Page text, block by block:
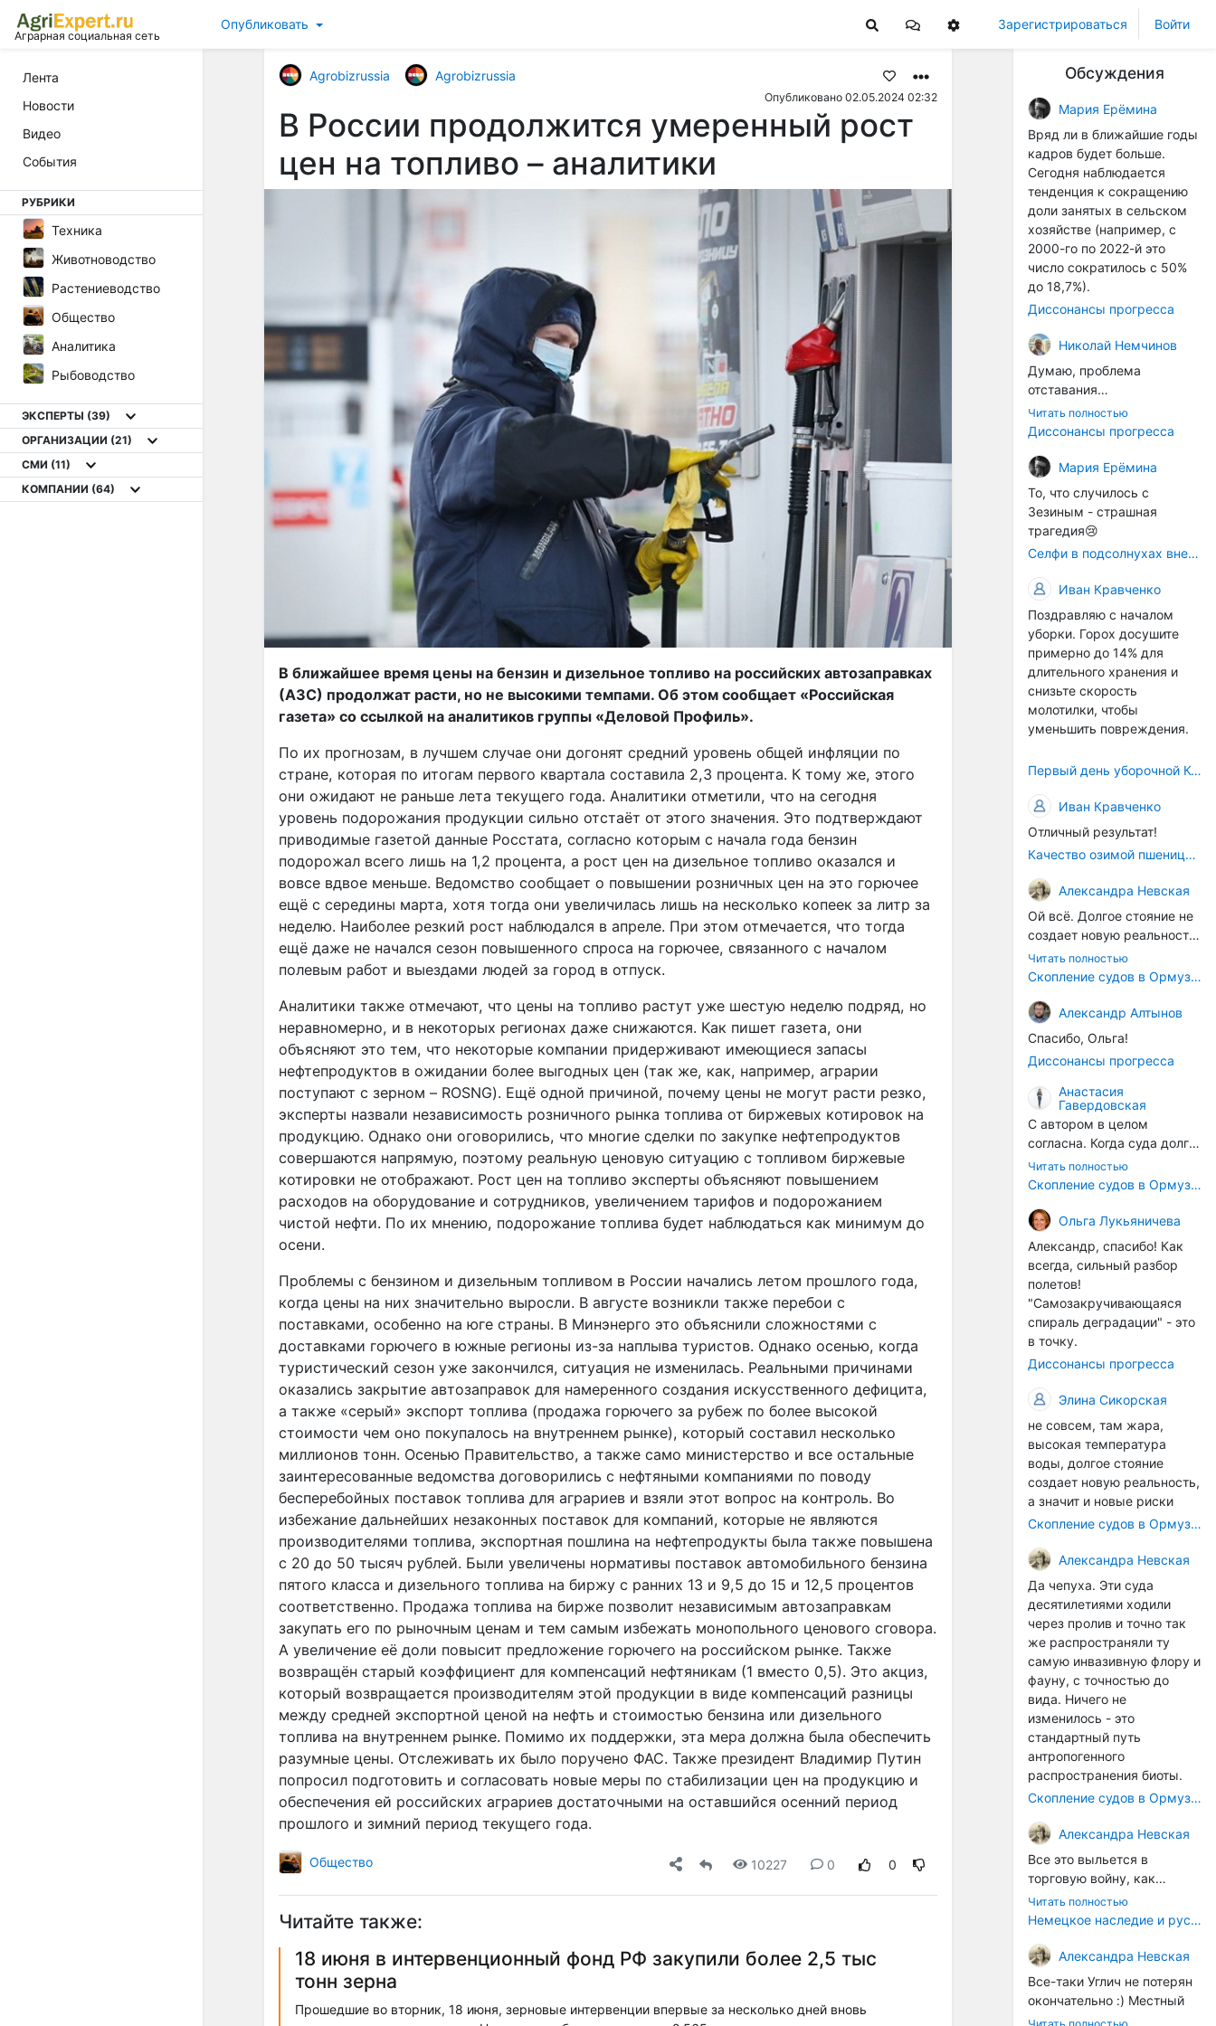
Аграрная социальная сеть
Опубликовать Зарегистрироваться Войти
Лента
Новости
Видео
События
РУБРИКИ
Техника
Животноводство
Растениеводство
Общество
Аналитика
Рыбоводство
ЭКСПЕРТЫ (39)
ОРГАНИЗАЦИИ (21)
СМИ (11)
КОМПАНИИ (64)
Agrobizrussia Agrobizrussia
Опубликовано 02.05.2024 02:32
В России продолжится умеренный рост
цен на топливо – аналитики
В ближайшее время цены на бензин и дизельное топливо на российских автозаправках
(АЗС) продолжат расти, но не высокими темпами. Об этом сообщает «Российская
газета» со ссылкой на аналитиков группы «Деловой Профиль».
По их прогнозам, в лучшем случае они догонят средний уровень общей инфляции по
стране, которая по итогам первого квартала составила 2,3 процента. К тому же, этого
они ожидают не раньше лета текущего года. Аналитики отметили, что на сегодня
уровень подорожания продукции сильно отстаёт от этого значения. Это подтверждают
приводимые газетой данные Росстата, согласно которым с начала года бензин
подорожал всего лишь на 1,2 процента, а рост цен на дизельное топливо оказался и
вовсе вдвое меньше. Ведомство сообщает о повышении розничных цен на это горючее
ещё с середины марта, хотя тогда они увеличилась лишь на несколько копеек за литр за
неделю. Наиболее резкий рост наблюдался в апреле. При этом отмечается, что тогда
ещё даже не начался сезон повышенного спроса на горючее, связанного с началом
полевым работ и выездами людей за город в отпуск.
Аналитики также отмечают, что цены на топливо растут уже шестую неделю подряд, но
неравномерно, и в некоторых регионах даже снижаются. Как пишет газета, они
объясняют это тем, что некоторые компании придерживают имеющиеся запасы
нефтепродуктов в ожидании более выгодных цен (так же, как, например, аграрии
поступают с зерном – ROSNG). Ещё одной причиной, почему цены не могут расти резко,
эксперты назвали независимость розничного рынка топлива от биржевых котировок на
продукцию. Однако они оговорились, что многие сделки по закупке нефтепродуктов
совершаются напрямую, поэтому реальную ценовую ситуацию с топливом биржевые
котировки не отображают. Рост цен на топливо эксперты объясняют повышением
расходов на оборудование и сотрудников, увеличением тарифов и подорожанием
чистой нефти. По их мнению, подорожание топлива будет наблюдаться как минимум до
осени.
Проблемы с бензином и дизельным топливом в России начались летом прошлого года,
когда цены на них значительно выросли. В августе возникли также перебои с
поставками, особенно на юге страны. В Минэнерго это объяснили сложностями с
доставками горючего в южные регионы из-за наплыва туристов. Однако осенью, когда
туристический сезон уже закончился, ситуация не изменилась. Реальными причинами
оказались закрытие автозаправок для намеренного создания искусственного дефицита,
а также «серый» экспорт топлива (продажа горючего за рубеж по более высокой
стоимости чем оно покупалось на внутреннем рынке), который составил несколько
миллионов тонн. Осенью Правительство, а также само министерство и все остальные
заинтересованные ведомства договорились с нефтяными компаниями по поводу
бесперебойных поставок топлива для аграриев и взяли этот вопрос на контроль. Во
избежание дальнейших незаконных поставок для компаний, которые не являются
производителями топлива, экспортная пошлина на нефтепродукты была также повышена
с 20 до 50 тысяч рублей. Были увеличены нормативы поставок автомобильного бензина
пятого класса и дизельного топлива на биржу с ранних 13 и 9,5 до 15 и 12,5 процентов
соответственно. Продажа топлива на бирже позволит независимым автозаправкам
закупать его по рыночным ценам и тем самым избежать монопольного ценового сговора.
А увеличение её доли повысит предложение горючего на российском рынке. Также
возвращён старый коэффициент для компенсаций нефтяникам (1 вместо 0,5). Это акциз,
который возвращается производителям этой продукции в виде компенсаций разницы
между средней экспортной ценой на нефть и стоимостью бензина или дизельного
топлива на внутреннем рынке. Помимо их поддержки, эта мера должна была обеспечить
разумные цены. Отслеживать их было поручено ФАС. Также президент Владимир Путин
попросил подготовить и согласовать новые меры по стабилизации цен на продукцию и
обеспечения ей российских аграриев достаточными на оставшийся осенний период
прошлого и зимний период текущего года.
Общество 10227 0 0
Читайте также:
18 июня в интервенционный фонд РФ закупили более 2,5 тыс
тонн зерна
Прошедшие во вторник, 18 июня, зерновые интервенции впервые за несколько дней вновь
Обсуждения
Мария Ерёмина
Вряд ли в ближайшие годы
кадров будет больше.
Сегодня наблюдается
тенденция к сокращению
доли занятых в сельском
хозяйстве (например, с
2000-го по 2022-й это
число сократилось с 50%
до 18,7%).
Диссонансы прогресса
Николай Немчинов
Думаю, проблема
отставания
технологичности
оборудования в
окажется связана с
кадрами. Их надо будет
все больше, чтобы
затыкать
образовывающиеся
технологические дыры. И
это в рамках
существующих реалий для
людей принимающих
решения как раз хорошо,
само село окажется при
деле, да и количество
задействованных в
сельхозпоризводстве
кадров таким образом
Читать полностью
Диссонансы прогресса
Мария Ерёмина
То, что случилось с
Зезиным - страшная
трагедия😢
Селфи в подсолнухах вне закона: За проникновение на сельхозземли без разрешения хотят штрафовать
Иван Кравченко
Поздравляю с началом
уборки. Горох досушите
примерно до 14% для
длительного хранения и
снизьте скорость
молотилки, чтобы
уменьшить повреждения.
Первый день уборочной Компании 2026🫡Считаю открытым.
Иван Кравченко
Отличный результат!
Качество озимой пшеницы 2026 год
Александра Невская
Ой всё. Долгое стояние не
создает новую реальность.
Морские организмы всегда
накапливаются на судах.
на чистку от тех самых
организмов. И год за
годом, век за веком суда
разносят эти самые
организмы по пути
следования.
Читать полностью
Скопление судов в Ормузском проливе грозит катастрофическим распространением инвазивных видов
Александр Алтынов
Спасибо, Ольга!
Диссонансы прогресса
Анастасия
Гавердовская
С автором в целом
согласна. Когда суда долго
стоят в теплой воде, на их
корпусах активно
организмы, и потом они
могут быть перенесены в
другие регионы. Поэтому
проблема вполне реальная
— просто я бы говорила не
о неизбежной катастрофе,
а о повышенном риске,
который нельзя
игнорировать. А так да 👍
Читать полностью
Скопление судов в Ормузском проливе грозит катастрофическим распространением инвазивных видов
Ольга Лукьяничева
Александр, спасибо! Как
всегда, сильный разбор
полетов!
"Самозакручивающаяся
спираль деградации" - это
в точку.
Диссонансы прогресса
Элина Сикорская
не совсем, там жара,
высокая температура
воды, долгое стояние
создает новую реальность,
а значит и новые риски
Скопление судов в Ормузском проливе грозит катастрофическим распространением инвазивных видов
Александра Невская
Да чепуха. Эти суда
десятилетиями ходили
через пролив и точно так
же распространяли ту
самую инвазивную флору и
фауну, с точностью до
вида. Ничего не
изменилось - это
стандартный путь
антропогенного
распространения биоты.
Скопление судов в Ормузском проливе грозит катастрофическим распространением инвазивных видов
Александра Невская
Все это выльется в
торговую войну, как
печально известная война
за Адыгейский сыр. Собаки
Когда региональный
продукт начнут делать
многие мастера региона, а
не единицы энтузиастов,
Читать полностью
Немецкое наследие и русский характер: история колбасного дела в Российской империи
Александра Невская
Все-таки Углич не потерян
окончательно :) Местный
институт сыроделия